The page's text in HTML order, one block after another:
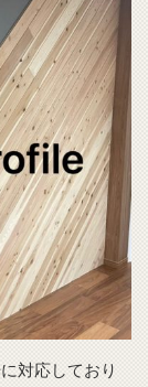
対応しており